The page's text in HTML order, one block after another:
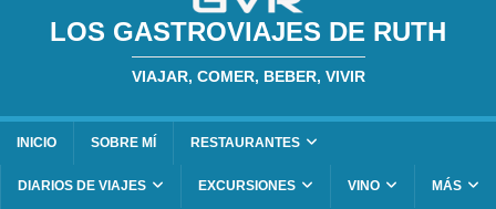
LOS GASTROVIAJES DE RUTH
VIAJAR, COMER, BEBER, VIVIR
INICIO SOBRE MÍ RESTAURANTES
DIARIOS DE VIAJES EXCURSIONES VINO MÁS